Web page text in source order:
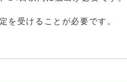
を受けることが必要です。